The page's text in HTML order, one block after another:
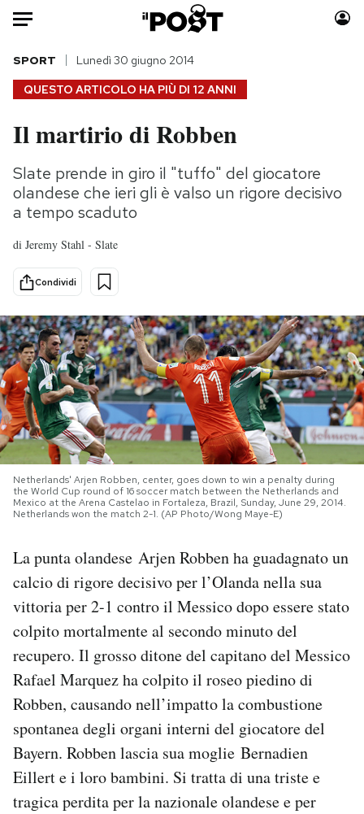
Auto
HOME
Italia
Politica
Scienza
Cultura
Economia
Sport
Moda
Consumismi
Storie/Idee
Mondiali calcio 2026
PODCAST
NEWSLETTER
I MIEI PREFERITI
SHOP
CALENDARIO
AREA PERSONALE
Area Personale
Newsletter
Notifiche mobile
Regala il Post
Hai bisogno di aiuto?
Esci
QUESTO ARTICOLO HA PIÙ DI 12 ANNI
SPORT Lunedì 30 giugno 2014
Il martirio di Robben
Slate prende in giro il "tuffo" del giocatore
olandese che ieri gli è valso un rigore decisivo
a tempo scaduto
di Jeremy Stahl - Slate
Condividi
Netherlands' Arjen Robben, center, goes down to win a penalty during
the World Cup round of 16 soccer match between the Netherlands and
Mexico at the Arena Castelao in Fortaleza, Brazil, Sunday, June 29, 2014.
Netherlands won the match 2-1. (AP Photo/Wong Maye-E)
La punta olandese Arjen Robben ha guadagnato un
calcio di rigore decisivo per l’Olanda nella sua
vittoria per 2-1 contro il Messico dopo essere stato
colpito mortalmente al secondo minuto del
recupero. Il grosso ditone del capitano del Messico
Rafael Marquez ha colpito il roseo piedino di
Robben, causando nell’impatto la combustione
spontanea degli organi interni del giocatore del
Bayern. Robben lascia sua moglie Bernadien
Eillert e i loro bambini. Si tratta di una triste e
tragica perdita per la nazionale olandese e per